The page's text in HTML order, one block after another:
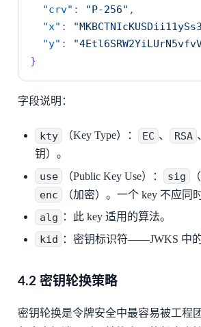
"crv" : "P-256" ,
"x" :
"y" :
}
字段说明：
kty （Key Type）： EC 、 RSA
钥）。
use （Public Key Use）： sig
enc （加密）。一个 key 不应同
alg ：此 key 适用的算法。
kid ：密钥标识符——JWKS 中的
4.2 密钥轮换策略
密钥轮换是令牌安全中最容易被工程